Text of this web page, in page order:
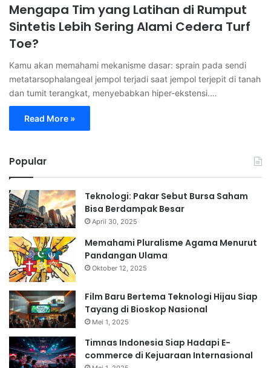
Mengapa Tim yang Latihan di Rumput
Sintetis Lebih Sering Alami Cedera Turf
Toe?
Kamu akan memahami mekanisme dasar: sprain pada sendi
metatarsophalangeal jempol terjadi saat jempol terjepit di tanah
dan tumit terangkat, menyebabkan hiper-ekstensi.…
Read More »
Popular
Teknologi: Pakar Sebut Bursa Saham
Bisa Berdampak Besar
April 30, 2025
Memahami Pluralisme Agama Menurut
Pandangan Ulama
Oktober 12, 2025
Film Baru Bertema Teknologi Hijau Siap
Tayang di Bioskop Nasional
Mei 1, 2025
Timnas Indonesia Siap Hadapi E-
commerce di Kejuaraan Internasional